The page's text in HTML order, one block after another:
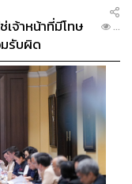
จ้าหน้าที่มีโทษ
รับผิด
...